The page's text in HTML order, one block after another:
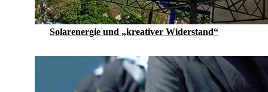
Solarenergie und „kreativer Widerstand“